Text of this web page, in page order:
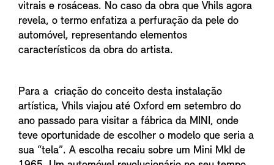
vitrais e rosáceas. No caso da obra que Vhils agora
revela, o termo enfatiza a perfuração da pele do
automóvel, representando elementos
característicos da obra do artista.
Para a criação do conceito desta instalação
artística, Vhils viajou até Oxford em setembro do
ano passado para visitar a fábrica da MINI, onde
teve oportunidade de escolher o modelo que seria a
sua “tela”. A escolha recaiu sobre um Mini MkI de